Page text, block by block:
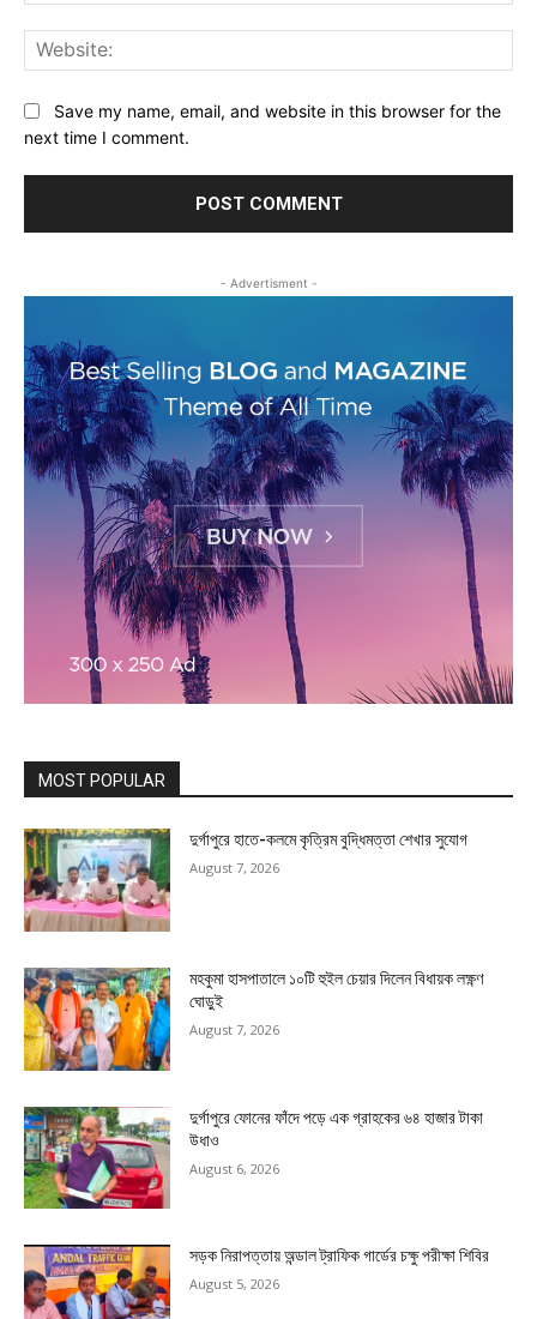
Save my name, email, and website in this browser for the
next time I comment.
- Advertisment -
MOST POPULAR
দুর্গাপুরে হাতে-কলমে কৃত্রিম বুদ্ধিমত্তা শেখার সুযোগ
August 7, 2026
মহকুমা হাসপাতালে ১০টি হুইল চেয়ার দিলেন বিধায়ক লক্ষ্ণণ
ঘোড়ুই
August 7, 2026
দুর্গাপুরে ফোনের ফাঁদে পড়ে এক গ্রাহকের ৬৪ হাজার টাকা
উধাও
August 6, 2026
সড়ক নিরাপত্তায় অন্ডাল ট্রাফিক গার্ডের চক্ষু পরীক্ষা শিবির
August 5, 2026